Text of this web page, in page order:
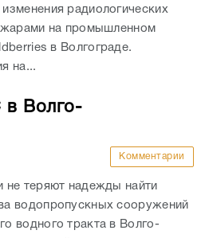
радиологических
на промышленном
в Волгограде.
на...
в Волго-
Комментарии
не теряют надежды найти
водопропускных сооружений
водного тракта в Волго-